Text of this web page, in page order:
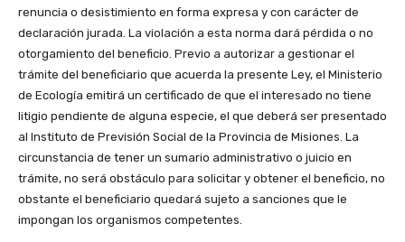
renuncia o desistimiento en forma expresa y con carácter de
declaración jurada. La violación a esta norma dará pérdida o no
otorgamiento del beneficio. Previo a autorizar a gestionar el
trámite del beneficiario que acuerda la presente Ley, el Ministerio
de Ecología emitirá un certificado de que el interesado no tiene
litigio pendiente de alguna especie, el que deberá ser presentado
al Instituto de Previsión Social de la Provincia de Misiones. La
circunstancia de tener un sumario administrativo o juicio en
trámite, no será obstáculo para solicitar y obtener el beneficio, no
obstante el beneficiario quedará sujeto a sanciones que le
impongan los organismos competentes.